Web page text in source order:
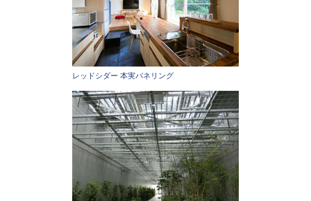
レッドシダー 本実パネリング